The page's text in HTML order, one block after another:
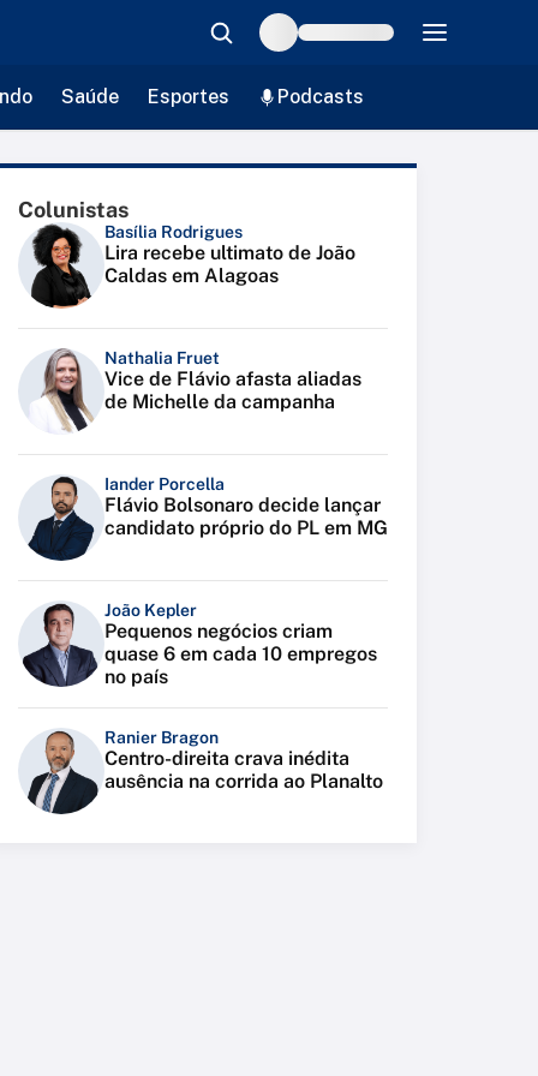
Saúde Esportes Podcasts
Colunistas
Basília Rodrigues
Lira recebe ultimato de João
Caldas em Alagoas
Nathalia Fruet
Vice de Flávio afasta aliadas
de Michelle da campanha
Iander Porcella
Flávio Bolsonaro decide lançar
candidato próprio do PL em MG
João Kepler
Pequenos negócios criam
quase 6 em cada 10 empregos
no país
Ranier Bragon
Centro-direita crava inédita
ausência na corrida ao Planalto